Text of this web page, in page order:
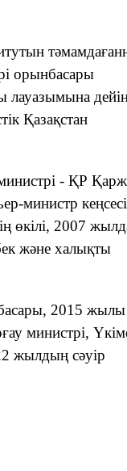
орынбасары
лауазымына
Қазақстан
министрі - ҚР
министр кеңсесі
өкілі, 2007
және халықты
2015 жылы
министрі,
жылдың сәуір